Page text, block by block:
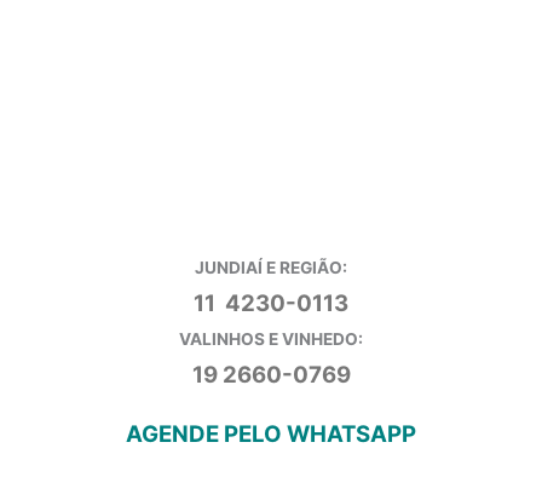
JUNDIAÍ E REGIÃO:
11 4230-0113
VALINHOS E VINHEDO:
19 2660-0769
AGENDE PELO WHATSAPP